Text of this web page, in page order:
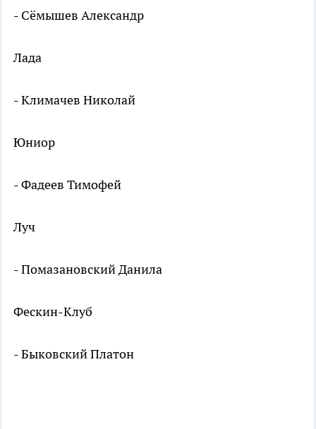
- Сёмышев Александр
Лада
- Климачев Николай
Юниор
- Фадеев Тимофей
Луч
- Помазановский Данила
Фескин-Клуб
- Быковский Платон